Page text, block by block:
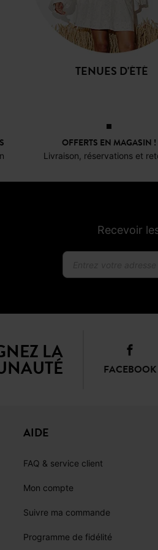
TENUES D'ÉTÉ
OFFERTS EN MAGASIN !
Livraison, réservations et
Recevoir
LA
FACEBOOK
AIDE
FAQ & service client
Mon compte
Suivre ma commande
Programme de fidélité